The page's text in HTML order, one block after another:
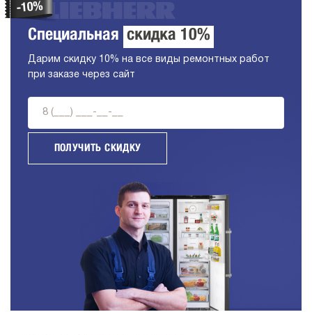
Специальная скидка 10%
Дарим скидку 10% на все виды ремонтных работ
при заказе через сайт
ПОЛУЧИТЬ СКИДКУ